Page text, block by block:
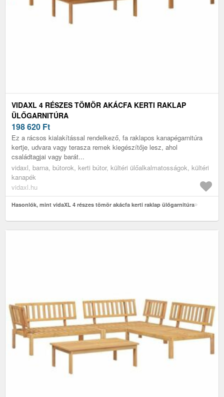
VIDAXL 4 RÉSZES TÖMÖR AKÁCFA KERTI RAKLAP
ÜLŐGARNITÚRA
198 620 Ft
Ez a rácsos kialakítással rendelkező, fa raklapos kanapégarnitúra
kertje, udvara vagy terasza remek kiegészítője lesz, ahol
családtagjai vagy barát...
vidaxl, barna, bútorok, kerti bútor, kültéri ülőalkalmatosságok, kültéri
kanapék
vidaxl.hu
Hasonlók, mint vidaXL 4 részes tömör akácfa kerti raklap ülőgarnitúra